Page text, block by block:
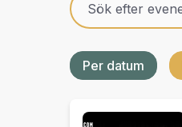
Per datum